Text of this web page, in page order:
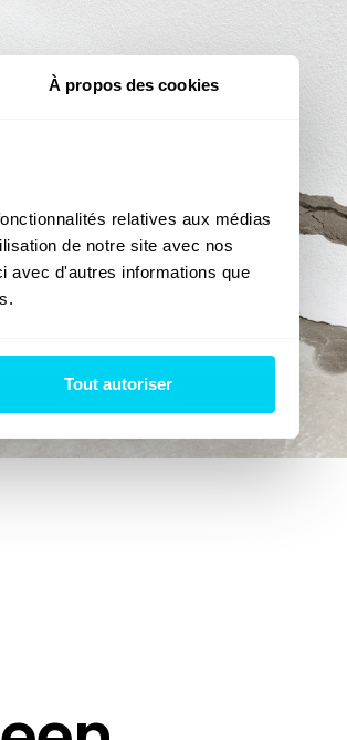
À propos des cookies
relatives aux médias
de notre site avec nos
avec d'autres informations que
Tout autoriser